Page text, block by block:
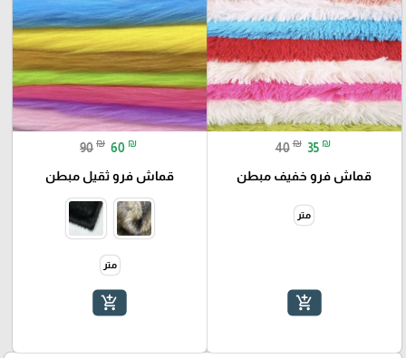
40 ₪ 35 ₪
قماش فرو خفيف مبطن
متر
add_shopping_cart
90 ₪ 60 ₪
قماش فرو ثقيل مبطن
متر
add_shopping_cart